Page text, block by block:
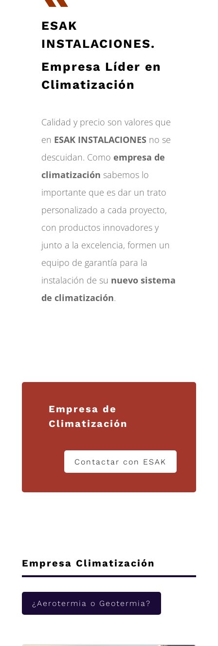
ESAK
INSTALACIONES.
Empresa Líder en
Climatización
Calidad y precio son valores que
en ESAK INSTALACIONESno se
descuidan. Como empresa de
climatización sabemos lo
importante que es dar un trato
personalizado a cada proyecto,
con productos innovadores y
junto a la excelencia, formen un
equipo de garantía para la
instalación de su nuevo sistema
de climatización.
Empresa de
Climatización
Contactar con ESAK
Empresa Climatización
¿Aerotermia o Geotermia?